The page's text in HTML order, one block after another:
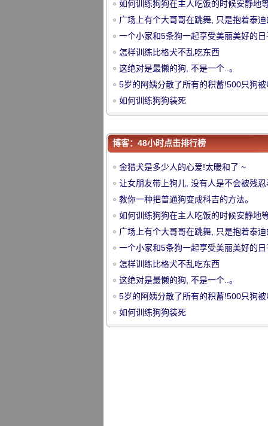
华
宠
广场上有个大哥哥在跳舞, 只是抱着泰
膊似乎不太愿意.....。
一个小家和5条狗一起享受美丽美好的日
羡慕 ~
怎样训练比格犬不乱吃东西
这绝对是最懒的狗, 不是一个..。
5岁的阿姨分散了所有的积蓄!500只狗
养了!
如何训练狗狗装死
如何训练狗狗在主人吃饭的时候安静地
广场上有个大哥哥在跳舞, 只是抱着泰迪
膊似乎不太愿意.....。
一个小家和5条狗一起享受美丽美好的日
羡慕 ~
怎样训练比格犬不乱吃东西
这绝对是最懒的狗, 不是一个..。
5岁的阿姨分散了所有的积蓄!500只狗被
了!
如何训练狗狗装死
博客：48小时点击排行榜
金猎犬是多少人的心爱!太暖和了 ~
让女朋友带上狗儿, 没有人是不会被残忍
的。
教你一种把普通狗变成科吉的方法。
如何训练狗狗在主人吃饭的时候安静地
广场上有个大哥哥在跳舞, 只是抱着泰迪
膊似乎不太愿意.....。
一个小家和5条狗一起享受美丽美好的日
羡慕 ~
怎样训练比格犬不乱吃东西
这绝对是最懒的狗, 不是一个..。
5岁的阿姨分散了所有的积蓄!500只狗被
了!
如何训练狗狗装死